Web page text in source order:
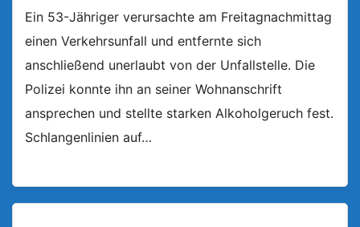
Ein 53-Jähriger verursachte am Freitagnachmittag
einen Verkehrsunfall und entfernte sich
anschließend unerlaubt von der Unfallstelle. Die
Polizei konnte ihn an seiner Wohnanschrift
ansprechen und stellte starken Alkoholgeruch fest.
Schlangenlinien auf…